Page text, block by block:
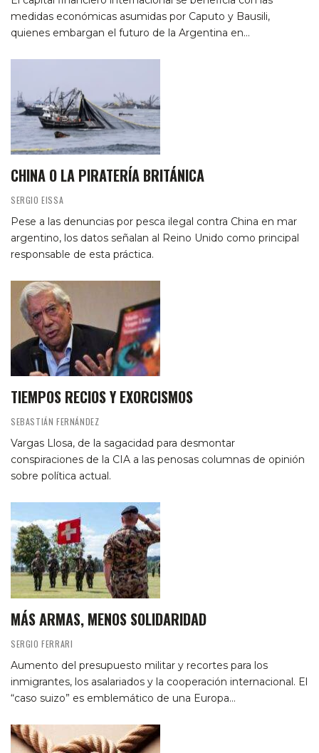
medidas económicas asumidas por Caputo y Bausili,
quienes embargan el futuro de la Argentina en…
CHINA O LA PIRATERÍA BRITÁNICA
SERGIO EISSA
Pese a las denuncias por pesca ilegal contra China en mar
argentino, los datos señalan al Reino Unido como principal
responsable de esta práctica.
TIEMPOS RECIOS Y EXORCISMOS
SEBASTIÁN FERNÁNDEZ
Vargas Llosa, de la sagacidad para desmontar
conspiraciones de la CIA a las penosas columnas de opinión
sobre política actual.
MÁS ARMAS, MENOS SOLIDARIDAD
SERGIO FERRARI
Aumento del presupuesto militar y recortes para los
inmigrantes, los asalariados y la cooperación internacional. El
“caso suizo” es emblemático de una Europa…